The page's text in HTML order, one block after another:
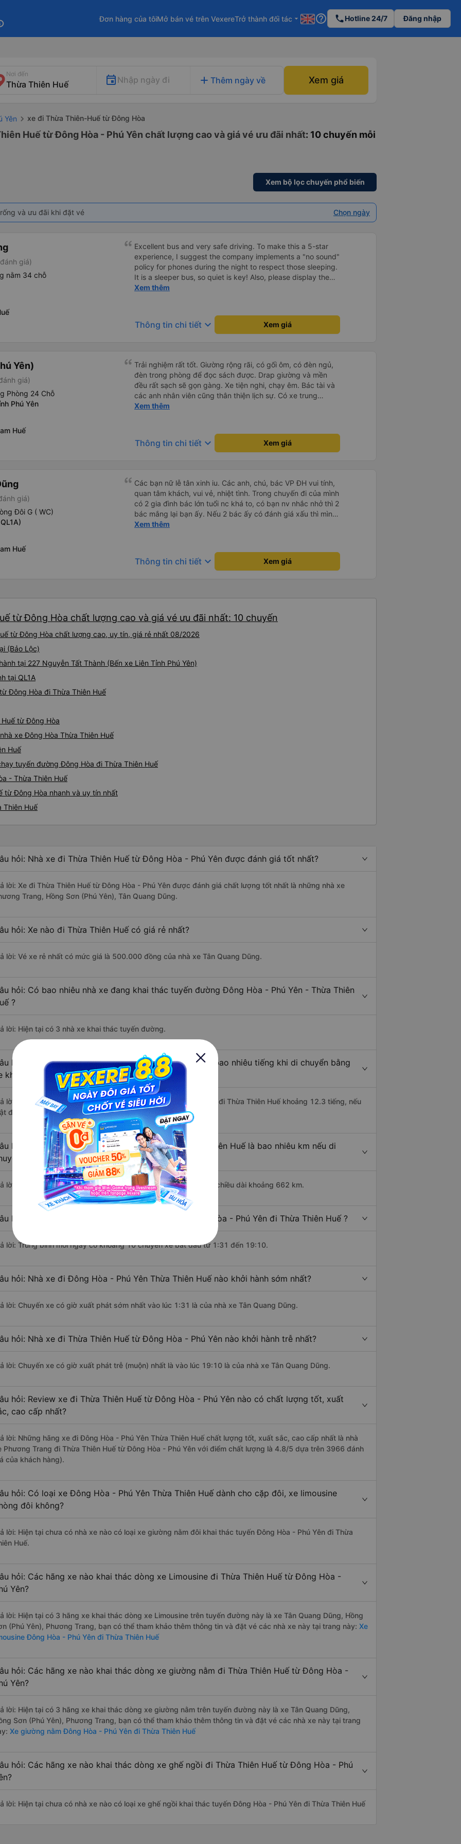
Đơn hàng của tôiMở bán vé trên VexereTrở thành đối tác arrow_drop_down help_outline phoneHotline 24/7 Đăng nhập
Nơi đến
Nhập ngày đi add Thêm ngày về Xem giá
Yên xe đi Thừa Thiên-Huế từ Đông Hòa
Huế từ Đông Hòa - Phú Yên chất lượng cao và giá vé ưu đãi nhất: 10 chuyến mỗi
Xem bộ lọc chuyến phổ biến
và ưu đãi khi đặt vé Chọn ngày
giá)
nằm 34 chỗ
Excellent bus and very safe driving. To make this a 5-star
experience, I suggest the company implements a "no sound"
policy for phones during the night to respect those sleeping.
It is a sleeper bus, so quiet is key! Also, please display the
Wi-Fi password clearly inside the cabin for convenience. I
hơn, tôi góp ý nhà xe nên có quy định rõ ràng về việc giữ im
lặng (tắt âm thanh điện thoại) vào ban đêm để tránh làm
Tôi vẫn sẽ tiếp tục ủng hộ nhà xe trong tương lai!
Xem thêm
Thông tin chi tiết keyboard_arrow_down Xem giá
Yên)
giá)
Phòng 24 Chỗ
Phú Yên
Huế
Trải nghiệm rất tốt. Giường rộng rãi, có gối ôm, có đèn ngủ,
đèn trong phòng để đọc sách được. Drap giường và mền
đều rất sạch sẽ gọn gàng. Xe tiện nghi, chạy êm. Bác tài và
các anh nhân viên cũng thân thiện lịch sự. Có xe trung
chuyển về nội thành thành phố tuy hoà rất tiện. Giá vé hợp
Xem thêm
Thông tin chi tiết keyboard_arrow_down Xem giá
giá)
Đôi G ( WC)
Huế
Các bạn nữ lễ tân xinh iu. Các anh, chú, bác VP ĐH vui tính,
quan tâm khách, vui vẻ, nhiệt tình. Trong chuyến đi của mình
có 2 gia đình bác lớn tuổi nc khá to, có bạn nv nhắc nhở thì 2
bác mắng lại bạn ấy. Nếu 2 bác ấy có đánh giá xấu thì mình
ngược lại nha. Bạn ấy nhắc nhở rất đúng. 2 bác nói rất to. To
bị phản ánh thì đừng trừ lương bạn ấy nha. Nếu bạn ấy bị trừ
thì bảo bạn ấy liên hệ sđt của mình, mình hỗ trợ ạ. Số mình
(một mình) yêu luôn. Nhưng phòng đôi mà nằm một thì mỗi
10/10.
Xem thêm
Thông tin chi tiết keyboard_arrow_down Xem giá
từ Đông Hòa chất lượng cao và giá vé ưu đãi nhất: 10 chuyến
từ Đông Hòa chất lượng cao, uy tín, giá rẻ nhất 08/2026
(Bảo Lộc)
tại 227 Nguyễn Tất Thành (Bến xe Liên Tỉnh Phú Yên)
tại QL1A
Đông Hòa đi Thừa Thiên Huế
từ Đông Hòa
xe Đông Hòa Thừa Thiên Huế
Huế
tuyến đường Đông Hòa đi Thừa Thiên Huế
- Thừa Thiên Huế
từ Đông Hòa nhanh và uy tín nhất
Thiên Huế
hỏi: Nhà xe đi Thừa Thiên Huế từ Đông Hòa - Phú Yên được đánh giá tốt nhất?
lời: Xe đi Thừa Thiên Huế từ Đông Hòa - Phú Yên được đánh giá chất lượng tốt nhất là những nhà xe
Trang, Hồng Sơn (Phú Yên), Tân Quang Dũng.
hỏi: Xe nào đi Thừa Thiên Huế có giá rẻ nhất?
lời: Vé xe rẻ nhất có mức giá là 500.000 đồng của nhà xe Tân Quang Dũng.
hỏi: Có bao nhiêu nhà xe đang khai thác tuyến đường Đông Hòa - Phú Yên - Thừa Thiên
?
lời: Hiện tại có 3 nhà xe khai thác tuyến đường.
hỏi: Từ Đông Hòa - Phú Yên đi Thừa Thiên Huế mất bao nhiêu tiếng khi di chuyển bằng
khách?
lời: Thời gian di chuyển bằng xe khách từ Đông Hòa - Phú Yên đi Thừa Thiên Huế khoảng 12.3 tiếng, nếu
độ giao thông thuận lợi.
hỏi: Khoảng cách từ Đông Hòa - Phú Yên đi Thừa Thiên Huế là bao nhiêu km nếu di
bằng xe khách?
lời: Đoạn đường đi Thừa Thiên Huế từ Đông Hòa - Phú Yên có chiều dài khoảng 662 km.
hỏi: Mỗi ngày có bao nhiêu chuyến xe khách Đông Hòa - Phú Yên đi Thừa Thiên Huế ?
lời: Trung bình mỗi ngày có khoảng 10 chuyến xe bắt đầu từ 1:31 đến 19:10.
hỏi: Nhà xe đi Đông Hòa - Phú Yên Thừa Thiên Huế nào khởi hành sớm nhất?
lời: Chuyến xe có giờ xuất phát sớm nhất vào lúc 1:31 là của nhà xe Tân Quang Dũng.
hỏi: Nhà xe đi Thừa Thiên Huế từ Đông Hòa - Phú Yên nào khởi hành trễ nhất?
lời: Chuyến xe có giờ xuất phát trễ (muộn) nhất là vào lúc 19:10 là của nhà xe Tân Quang Dũng.
hỏi: Review xe đi Thừa Thiên Huế từ Đông Hòa - Phú Yên nào có chất lượng tốt, xuất
cao cấp nhất?
lời: Những hãng xe đi Đông Hòa - Phú Yên Thừa Thiên Huế chất lượng tốt, xuất sắc, cao cấp nhất là nhà
Phương Trang đi Thừa Thiên Huế từ Đông Hòa - Phú Yên với điểm chất lượng là 4.8/5 dựa trên 3966 đánh
của khách hàng).
hỏi: Có loại xe Đông Hòa - Phú Yên Thừa Thiên Huế dành cho cặp đôi, xe limousine
đôi không?
lời: Hiện tại chưa có nhà xe nào có loại xe giường nằm đôi khai thác tuyến Đông Hòa - Phú Yên đi Thừa
Huế.
hỏi: Các hãng xe nào khai thác dòng xe Limousine đi Thừa Thiên Huế từ Đông Hòa -
Yên?
lời: Hiện tại có 3 hãng xe khai thác dòng xe Limousine trên tuyến đường này là xe Tân Quang Dũng, Hồng
(Phú Yên), Phương Trang, bạn có thể tham khảo thêm thông tin và đặt vé các nhà xe này tại trang này: Xe
Đông Hòa - Phú Yên đi Thừa Thiên Huế
hỏi: Các hãng xe nào khai thác dòng xe giường nằm đi Thừa Thiên Huế từ Đông Hòa -
Yên?
lời: Hiện tại có 3 hãng xe khai thác dòng xe giường nằm trên tuyến đường này là xe Tân Quang Dũng,
Sơn (Phú Yên), Phương Trang, bạn có thể tham khảo thêm thông tin và đặt vé các nhà xe này tại trang
Xe giường nằm Đông Hòa - Phú Yên đi Thừa Thiên Huế
hỏi: Các hãng xe nào khai thác dòng xe ghế ngồi đi Thừa Thiên Huế từ Đông Hòa - Phú
lời: Hiện tại chưa có nhà xe nào có loại xe ghế ngồi khai thác tuyến Đông Hòa - Phú Yên đi Thừa Thiên Huế